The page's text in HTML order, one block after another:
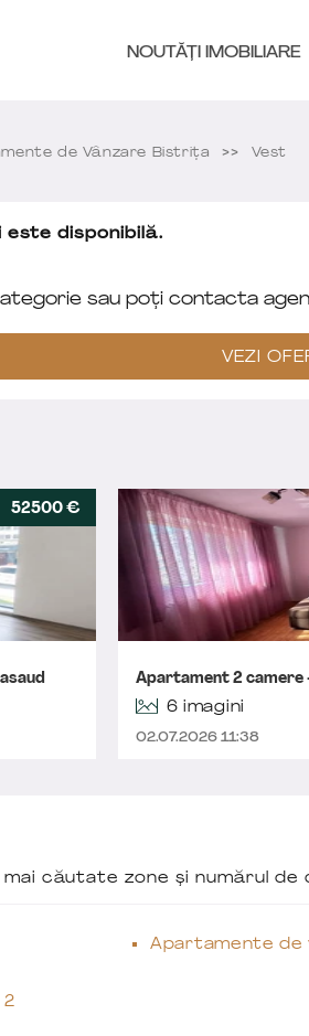
NOUTĂȚI IMOBILIARE
de Vânzare Bistriţa Vest
disponibilă.
sau poți contacta
VEZI
52500 €
Apartament 2 camere
6 imagini
02.07.2026 11:38
căutate zone și numărul de
Apartamente de
2